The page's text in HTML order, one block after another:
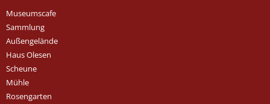
Museumscafe
Sammlung
Außengelände
Haus Olesen
Scheune
Mühle
Rosengarten